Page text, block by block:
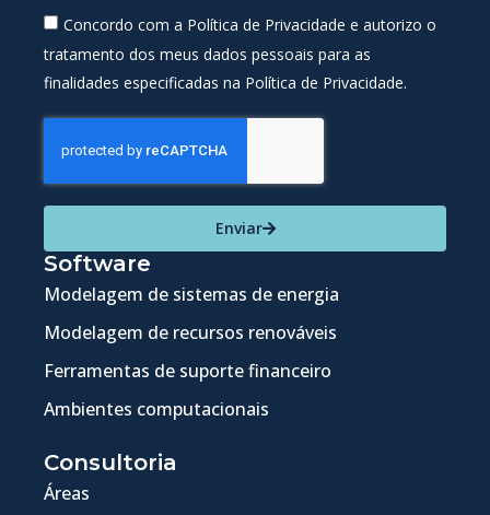
Concordo com a Política de Privacidade e autorizo o
tratamento dos meus dados pessoais para as
finalidades especificadas na Política de Privacidade.
Enviar
Software
Modelagem de sistemas de energia
Modelagem de recursos renováveis
Ferramentas de suporte financeiro
Ambientes computacionais
Consultoria
Áreas